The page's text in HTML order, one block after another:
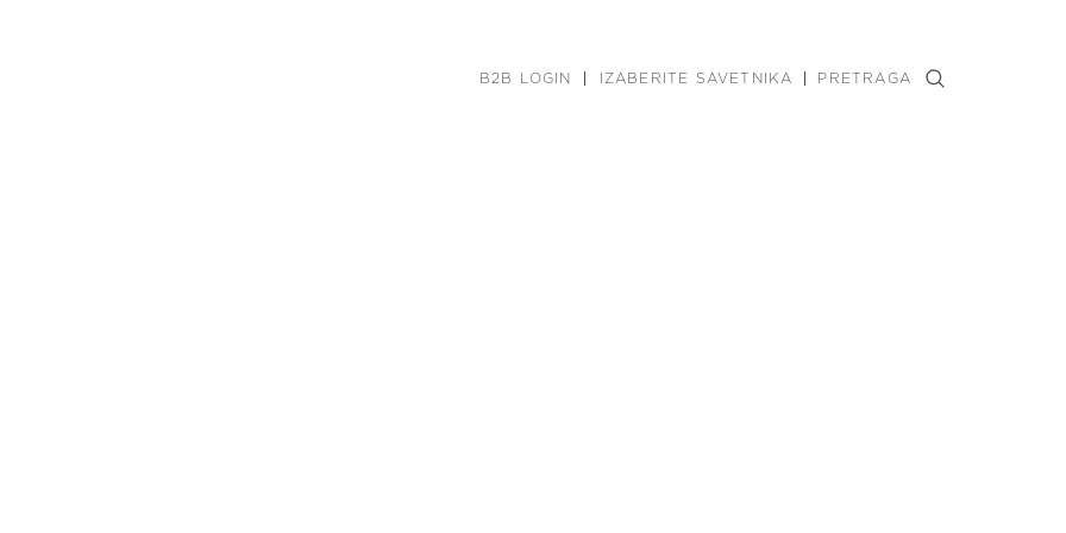
B2B LOGIN IZABERITE SAVETNIKA PRETRAGA